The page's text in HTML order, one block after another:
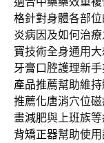
格針對身體各部
炎病因及如何治
寶技術全身通用
牙膏口腔護理新
產品推薦幫助維
推薦化唐消穴位
畫減肥與上班族
背矯正器幫助使